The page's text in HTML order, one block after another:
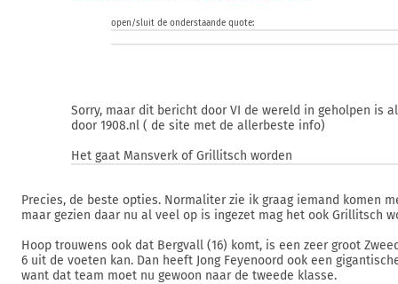
open/sluit de onderstaande quote:
Sorry, maar dit bericht door VI de wereld in geholpen is
door 1908.nl ( de site met de allerbeste info)
Het gaat Mansverk of Grillitsch worden
Precies, de beste opties. Normaliter zie ik graag iemand komen
maar gezien daar nu al veel op is ingezet mag het ook Grillitsch
Hoop trouwens ook dat Bergvall (16) komt, is een zeer groot
6 uit de voeten kan. Dan heeft Jong Feyenoord ook een
want dat team moet nu gewoon naar de tweede klasse.